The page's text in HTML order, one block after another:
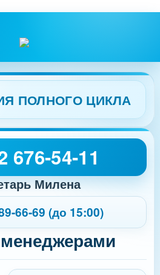
ПОЛНОГО ЦИКЛА
676-54-11
Милена
66-69 (до 15:00)